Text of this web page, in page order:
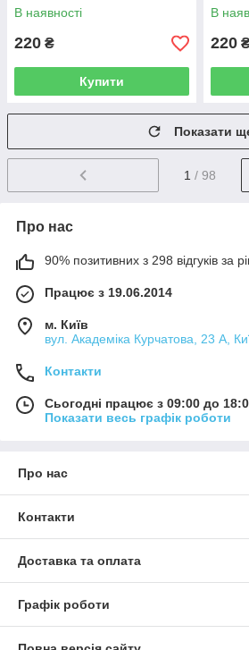
В наявності
220 ₴
Купити
В
220
Показати
1 / 98
Про нас
90% позитивних з 298 відгуків за
Працює з 19.06.2014
м. Київ
вул. Академіка Курчатова, 23 А,
Контакти
Сьогодні працює з 09:00 до
Показати весь графік роботи
Про нас
Контакти
Доставка та оплата
Графік роботи